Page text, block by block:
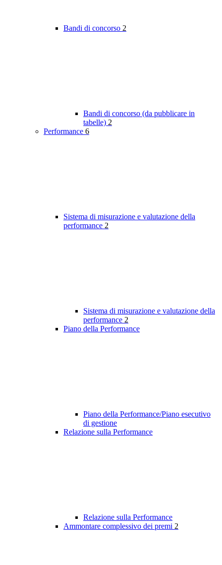
Bandi di concorso 2
Bandi di concorso (da pubblicare in
tabelle) 2
Performance 6
Sistema di misurazione e valutazione della
performance 2
Sistema di misurazione e valutazione della
performance 2
Piano della Performance
Piano della Performance/Piano esecutivo
di gestione
Relazione sulla Performance
Relazione sulla Performance
Ammontare complessivo dei premi 2